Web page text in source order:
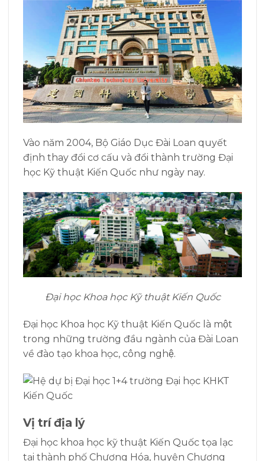
Vào năm 2004, Bộ Giáo Dục Đài Loan quyết
định thay đổi cơ cấu và đổi thành trường Đại
học Kỹ thuật Kiến Quốc như ngày nay.
Đại học Khoa học Kỹ thuật Kiến Quốc
Đại học Khoa học Kỹ thuật Kiến Quốc là một
trong những trường đầu ngành của Đài Loan
về đào tạo khoa học, công nghệ.
Vị trí địa lý
Đại học khoa học kỹ thuật Kiến Quốc tọa lạc
tại thành phố Chương Hóa, huyện Chương